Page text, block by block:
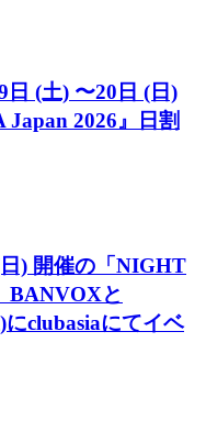
日 (土) 〜20日 (日)
2026』日割
) 開催の「NIGHT
BANVOXと
clubasiaにてイベ